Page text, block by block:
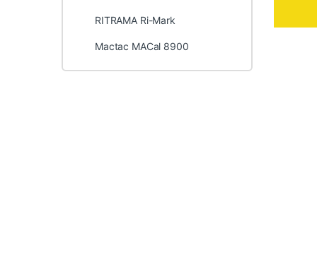
RITRAMA Ri-Mark
Mactac MACal 8900